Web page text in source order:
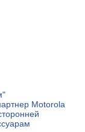
Motorola